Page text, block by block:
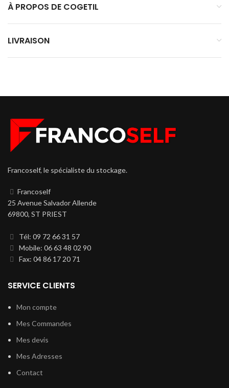
À PROPOS DE COGETIL
LIVRAISON
Francoself, le spécialiste du stockage.
Francoself
25 Avenue Salvador Allende
69800, ST PRIEST
Tél: 09 72 66 31 57
Mobile: 06 63 48 02 90
Fax: 04 86 17 20 71
SERVICE CLIENTS
Mon compte
Mes Commandes
Mes devis
Mes Adresses
Contact